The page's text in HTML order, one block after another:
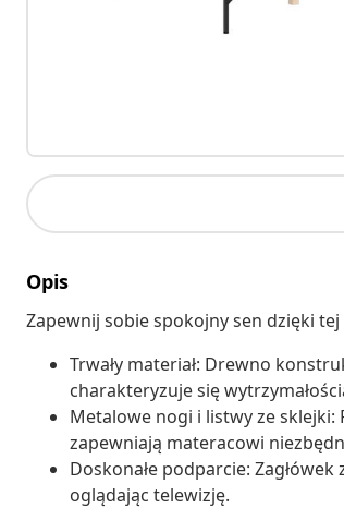
Opis
Zapewnij sobie spokojny sen dzięki
Trwały materiał: Drewno
charakteryzuje się
Metalowe nogi i listwy ze sklejki:
zapewniają materacowi
Doskonałe podparcie:
oglądając telewizję.